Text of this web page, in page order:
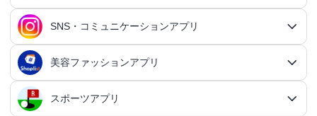
シミュレーションRPGアプリ
ダンジョンRPGアプリ
MMORPGアプリ
放置系RPGアプリ
3Dアクションアプリ
アクションRPGアプリ
シミュレーションアプリ総合
育成シミュレーションアプリ
戦略シミュレーションアプリ
箱庭シミュレーションアプリ
対戦・協力ゲームアプリ
対戦・協力ゲームアプリ総合
オンライン対戦アプリ
協力・マルチプレイアプリ
シューティングゲームアプリ
FPSアプリ
アドベンチャーゲームアプリ
アドベンチャーゲームアプリ総合
パズル・脳トレアプリ
ふるさと納税アプリ
貯金アプリ
スマホ決済アプリ
交換日記アプリ
写真カレンダーアプリ
行動記録アプリ
行動記録アプリ総合
習慣化アプリ
ポイ活アプリ
ポイ活アプリ総合
レシートポイ活アプリ
スケジューラ・時計アプリ
ライフログアプリ
タスク管理アプリ総合
個人タスク管理アプリ
タスク共有アプリ
プロジェクト管理アプリ
QRコードアプリ
QRコード作成アプリ
OCRアプリ
OCRアプリ総合
翻訳カメラアプリ
議事録アプリ
議事録アプリ総合
マッチングアプリ
マッチングアプリ総合
20代向けマッチングアプリ
30代向けマッチングアプリ
出会いアプリ
カップルアプリ
カスタマイズアプリ総合
IFTTTアプリ
オートクリッカーアプリ
ネットワークアプリ
SNS・コミュニケーションアプリ
SNS・コミュニケーションアプリ総合
SNSアプリ
美容ファッションアプリ
美容ファッションアプリ総合
スポーツアプリ